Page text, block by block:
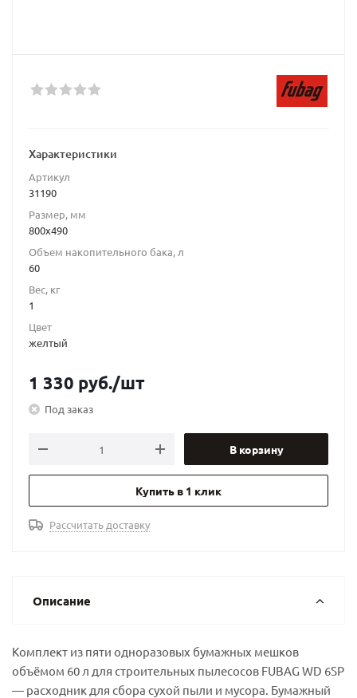
Характеристики
Артикул
31190
Размер, мм
800x490
Объем накопительного бака, л
60
Вес, кг
1
Цвет
желтый
1 330 руб./шт
Под заказ
В корзину
Купить в 1 клик
Рассчитать доставку
Описание
Комплект из пяти одноразовых бумажных мешков
объёмом 60 л для строительных пылесосов FUBAG WD 6SP
— расходник для сбора сухой пыли и мусора. Бумажный